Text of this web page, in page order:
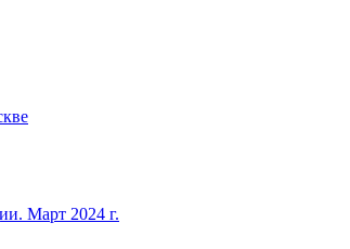
Март 2024 г.